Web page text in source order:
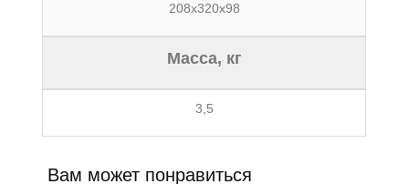
208х320х98
Масса, кг
3,5
Вам может понравиться